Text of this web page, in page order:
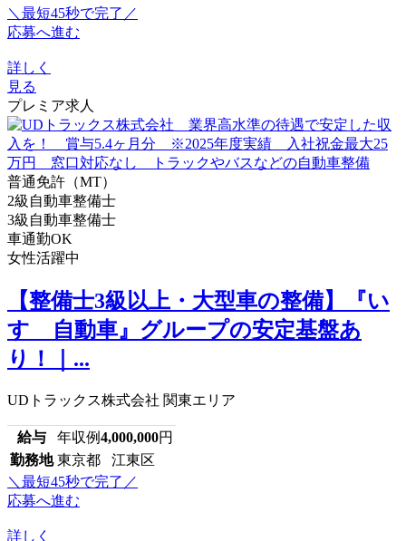
＼最短45秒で完了／
応募へ進む
詳しく
見る
プレミア求人
普通免許（MT）
2級自動車整備士
3級自動車整備士
車通勤OK
女性活躍中
【整備士3級以上・大型車の整備】『い
すゞ自動車』グループの安定基盤あ
り！｜...
UDトラックス株式会社 関東エリア
給与 年収例4,000,000円
勤務地 東京都 江東区
＼最短45秒で完了／
応募へ進む
詳しく